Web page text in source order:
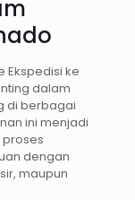
Ekspedisi ke
dalam
di berbagai
ini menjadi
dengan
maupun